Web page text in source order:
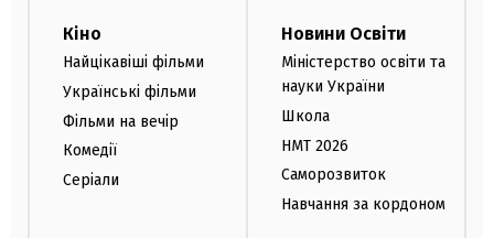
Кіно
Найцікавіші фільми
Українські фільми
Фільми на вечір
Комедії
Серіали
Новини Освіти
Міністерство освіти та
науки України
Школа
НМТ 2026
Саморозвиток
Навчання за кордоном